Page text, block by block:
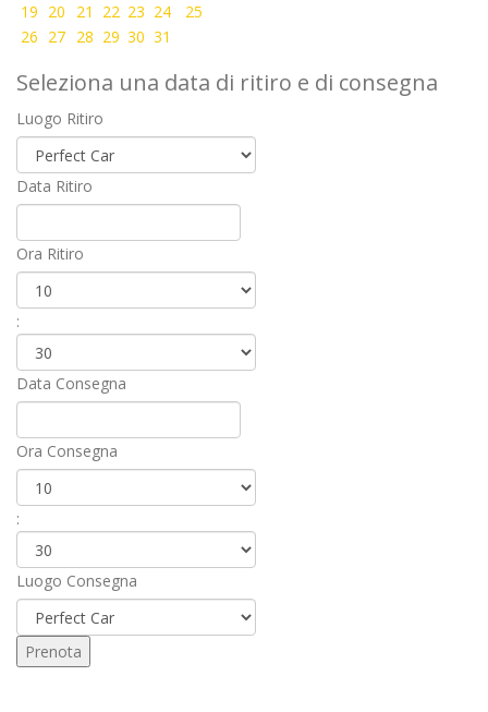
19 20 21 22 23 24
25
26 27 28 29 30 31
Seleziona una data di ritiro e di consegna
Luogo Ritiro
Data Ritiro
Ora Ritiro
:
Data Consegna
Ora Consegna
:
Luogo Consegna